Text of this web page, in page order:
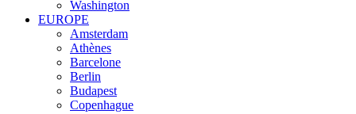
Washington
EUROPE
Amsterdam
Athènes
Barcelone
Berlin
Budapest
Copenhague